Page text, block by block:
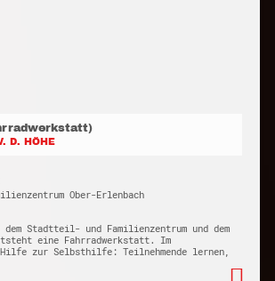
D. HÖHE
Ober-Erlenbach
Stadtteil- und Familienzentrum und dem
eine Fahrradwerkstatt. Im
zur Selbsthilfe: Teilnehmende lernen,